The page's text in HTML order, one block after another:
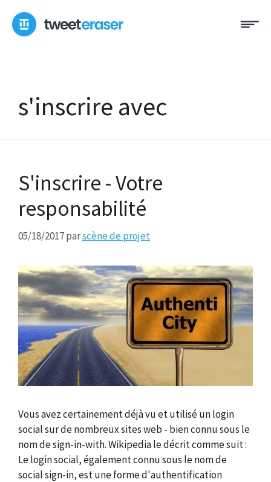
content
s'inscrire avec
S'inscrire - Votre
responsabilité
05/18/2017parscène de projet
Vous avez certainement déjà vu et utilisé un login
social sur de nombreux sites web - bien connu sous le
nom de sign-in-with. Wikipedia le décrit comme suit :
Le login social, également connu sous le nom de
social sign-in, est une forme d'authentification